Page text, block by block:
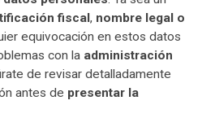
fiscal , nombre legal o
equivocación en estos datos
con la administración
de revisar detalladamente
antes de presentar la